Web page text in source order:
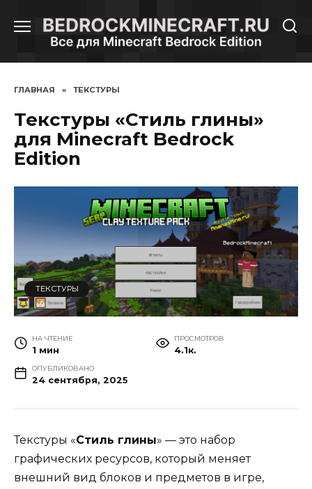
содержанию
ГЛАВНАЯ » ТЕКСТУРЫ
Текстуры «Стиль глины»
для Minecraft Bedrock
Edition
ТЕКСТУРЫ
НА ЧТЕНИЕ
1 мин
ПРОСМОТРОВ
4.1к.
ОПУБЛИКОВАНО
24 сентября, 2025
Текстуры «Стиль глины» — это набор
графических ресурсов, который меняет
внешний вид блоков и предметов в игре,